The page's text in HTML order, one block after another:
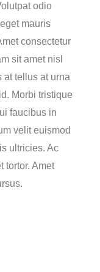
odio
mauris
consectetur
sit amet nisl
at tellus at urna
Morbi tristique
faucibus in
velit euismod
ultricies. Ac
tortor. Amet